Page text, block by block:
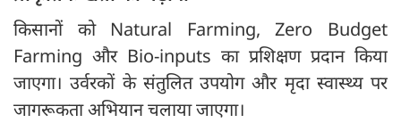
किसानों को Natural Farming, Zero Budget
Farming और Bio-inputs का प्रशिक्षण प्रदान किया
जाएगा। उर्वरकों के संतुलित उपयोग और मृदा स्वास्थ्य पर
जागरूकता अभियान चलाया जाएगा।